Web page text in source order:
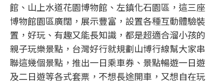
館、山上水道花園博物館、左鎮化石園區，這三座
博物館園區廣闊，展示豐富，設置各種互動體驗裝
置，好玩、有趣又能長知識，都是超適合溜小孩的
親子玩樂景點，台灣好行就規劃山博行線幫大家串
聯這幾個景點，推出一日乘車券、景點暢遊一日遊
及二日遊等各式套票，不想長途開車，又想自在玩